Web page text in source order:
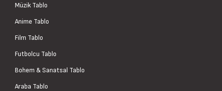
Müzik Tablo
Anime Tablo
Film Tablo
Futbolcu Tablo
Bohem & Sanatsal Tablo
Araba Tablo